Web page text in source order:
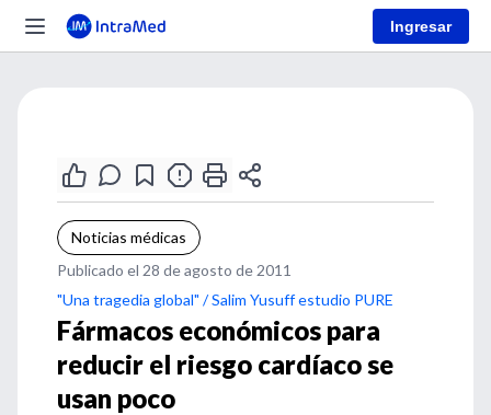
Ingresar
Noticias médicas
Publicado el 28 de agosto de 2011
"Una tragedia global" / Salim Yusuff estudio PURE
Fármacos económicos para
reducir el riesgo cardíaco se
usan poco